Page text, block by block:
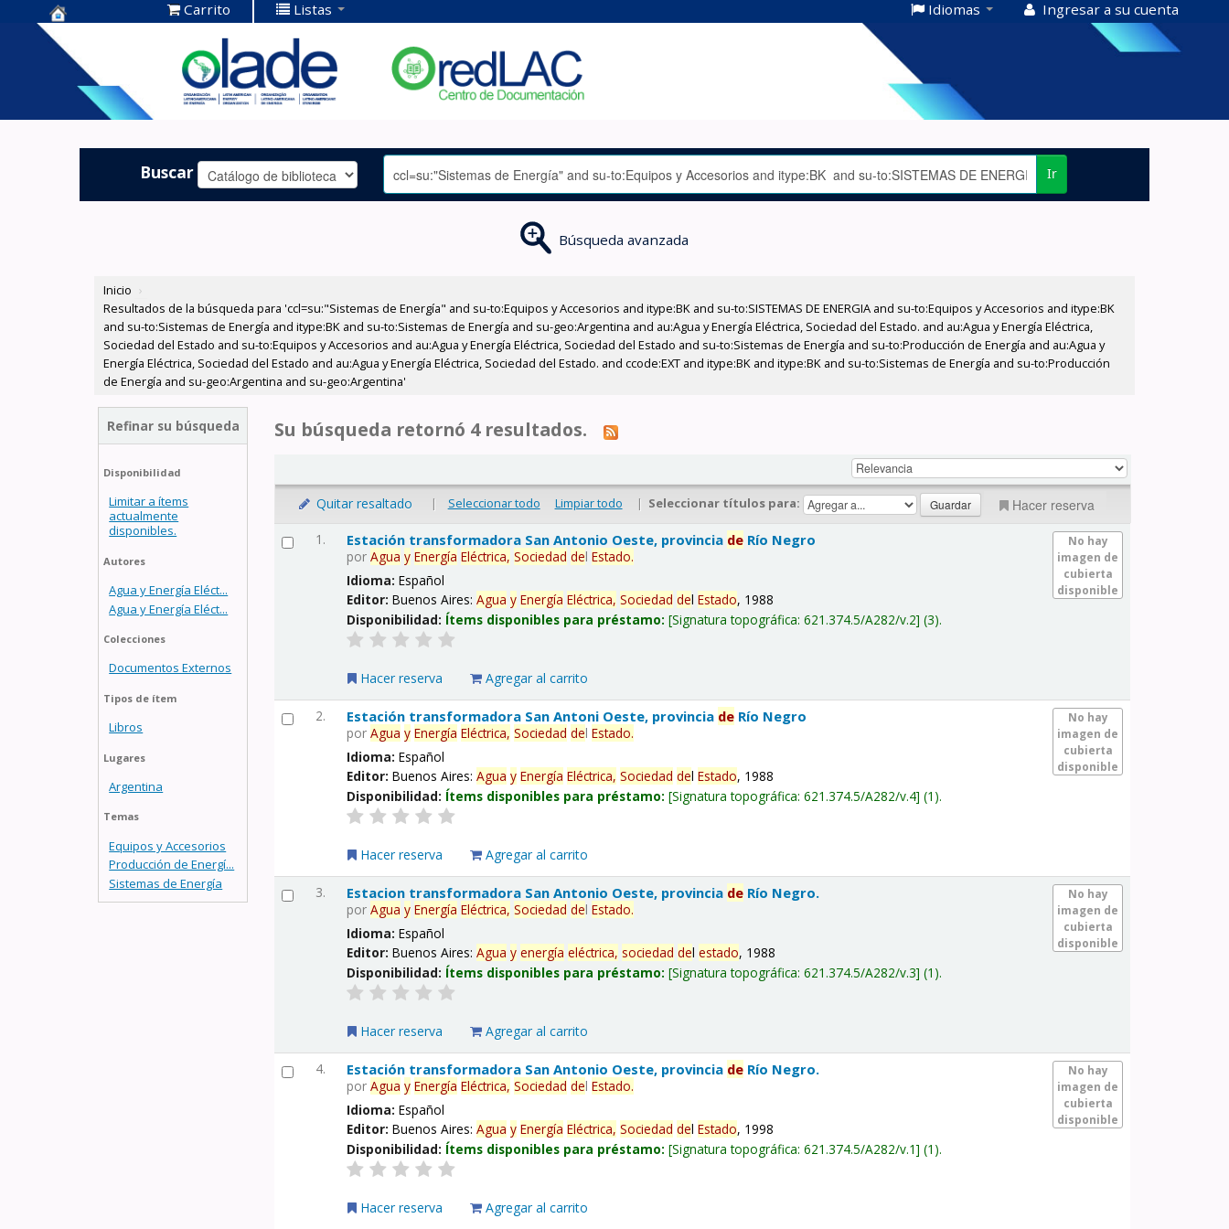
Centro de
Documentación
OLADE -
Carrito Listas Idiomas Ingresar a su cuenta
Buscar Ir
Búsqueda avanzada
Inicio ›
Resultados de la búsqueda para 'ccl=su:"Sistemas de Energía" and su-to:Equipos y Accesorios and itype:BK and su-to:SISTEMAS DE ENERGIA and su-to:Equipos y Accesorios and itype:BK
and su-to:Sistemas de Energía and itype:BK and su-to:Sistemas de Energía and su-geo:Argentina and au:Agua y Energía Eléctrica, Sociedad del Estado. and au:Agua y Energía Eléctrica,
Sociedad del Estado and su-to:Equipos y Accesorios and au:Agua y Energía Eléctrica, Sociedad del Estado and su-to:Sistemas de Energía and su-to:Producción de Energía and au:Agua y
Energía Eléctrica, Sociedad del Estado and au:Agua y Energía Eléctrica, Sociedad del Estado. and ccode:EXT and itype:BK and itype:BK and su-to:Sistemas de Energía and su-to:Producción
de Energía and su-geo:Argentina and su-geo:Argentina'
Refinar su búsqueda
Disponibilidad
Limitar a ítems
actualmente
disponibles.
Autores
Agua y Energía Eléct...
Agua y Energía Eléct...
Colecciones
Documentos Externos
Tipos de ítem
Libros
Lugares
Argentina
Temas
Equipos y Accesorios
Producción de Energí...
Sistemas de Energía
Su búsqueda retornó 4 resultados.
Quitar resaltado | Seleccionar todo Limpiar todo | Seleccionar títulos para: Hacer reserva
1.
No hay
imagen de
cubierta
disponible
Estación transformadora San Antonio Oeste, provincia de Río Negro
porAgua y Energía Eléctrica, Sociedad delEstado.
Idioma:Español
Editor:Buenos Aires:Agua y Energía Eléctrica, Sociedad delEstado, 1988
Disponibilidad: Ítems disponibles para préstamo: Signatura topográfica:621.374.5/A282/v.2 (3).
Hacer reserva Agregar al carrito
2.
No hay
imagen de
cubierta
disponible
Estación transformadora San Antoni Oeste, provincia de Río Negro
porAgua y Energía Eléctrica, Sociedad delEstado.
Idioma:Español
Editor:Buenos Aires:Agua y Energía Eléctrica, Sociedad delEstado, 1988
Disponibilidad: Ítems disponibles para préstamo: Signatura topográfica:621.374.5/A282/v.4 (1).
Hacer reserva Agregar al carrito
3.
No hay
imagen de
cubierta
disponible
Estacion transformadora San Antonio Oeste, provincia de Río Negro.
porAgua y Energía Eléctrica, Sociedad delEstado.
Idioma:Español
Editor:Buenos Aires:Agua y energía eléctrica, sociedad delestado, 1988
Disponibilidad: Ítems disponibles para préstamo: Signatura topográfica:621.374.5/A282/v.3 (1).
Hacer reserva Agregar al carrito
4.
No hay
imagen de
cubierta
disponible
Estación transformadora San Antonio Oeste, provincia de Río Negro.
porAgua y Energía Eléctrica, Sociedad delEstado.
Idioma:Español
Editor:Buenos Aires:Agua y Energía Eléctrica, Sociedad delEstado, 1998
Disponibilidad: Ítems disponibles para préstamo: Signatura topográfica:621.374.5/A282/v.1 (1).
Hacer reserva Agregar al carrito